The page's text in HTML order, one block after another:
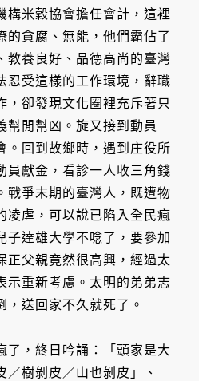
構米穀協會擔任會計，這裡
的貪腐、無能，他們霸佔了
教養良好、品德高尚的臺灣
忍受這樣的工作環境，辭職
，卻發現文化圈裡充斥著只
幫閒幫凶。旋又接到動員
。回到故鄉時，遇到庄役所
員獻金，看診一人收三角錢
戰爭末期的臺灣人，既遭物
凌虐，可以說已陷入全民瘋
子達雄大學不唸了，要參加
正父親竟然很高興，經過太
示重新考慮。太明的弟弟志
，送回家不久就死了。
了，終日吟誦：「頭家是大
樹剝皮／山也剝皮」、